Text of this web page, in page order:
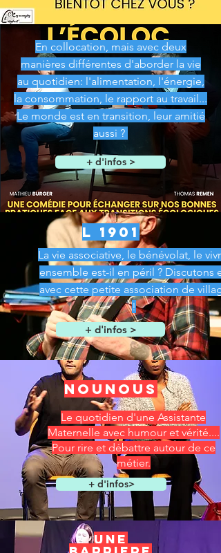
En collocation, mais avec deux
manières différentes d'aborder la vie
au quotidien: l'alimentation, l'énergie,
la consommation, le rapport au travail...
Le monde est en transition, leur amitié
aussi ?
+ d'infos >
L 1901
La vie associative, le bénévolat, le
ensemble est-il en péril ? Discutons
avec cette petite association de
!
+ d'infos >
NOUNOUS
Le quotidien d'une Assistante
Maternelle avec humour et vérité....
Pour rire et débattre autour de ce
métier.
+ d'infos>
UNE